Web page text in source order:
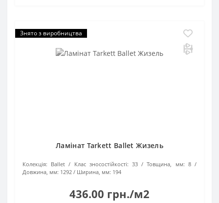
Знято з виробництва
Ламінат Tarkett Ballet Жизель
Колекція: Ballet Клас зносостійкості: 33 Товщина, мм: 8
Довжина, мм: 1292 Ширина, мм: 194
436.00 грн./м2